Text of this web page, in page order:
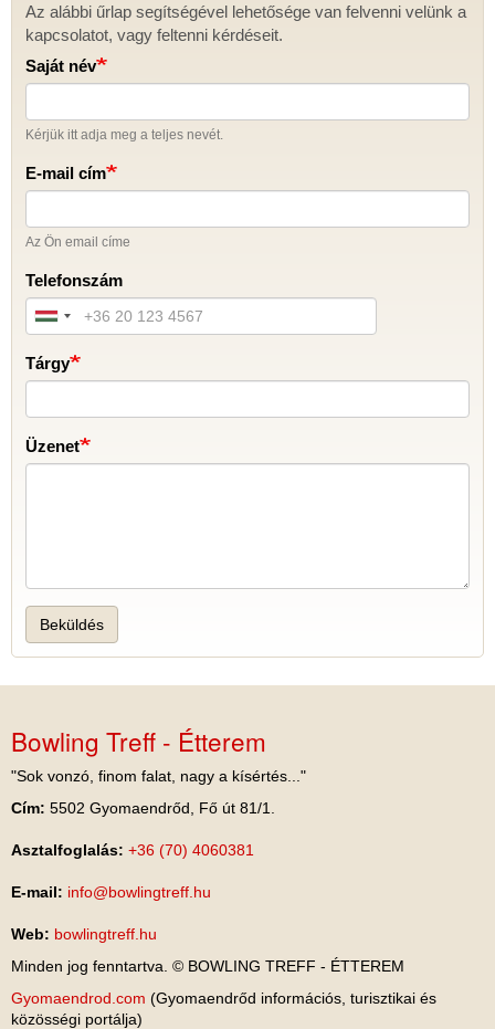
Kapcsolat
Az alábbi űrlap segítségével lehetősége van felvenni velünk a
kapcsolatot, vagy feltenni kérdéseit.
Saját név
Kérjük itt adja meg a teljes nevét.
E-mail cím
Az Ön email címe
Telefonszám
Tárgy
Üzenet
Beküldés
Bowling Treff - Étterem
"Sok vonzó, finom falat, nagy a kísértés..."
Cím: 5502 Gyomaendrőd, Fő út 81/1.
Asztalfoglalás: +36 (70) 4060381
E-mail: info@bowlingtreff.hu
Web: bowlingtreff.hu
Minden jog fenntartva. © BOWLING TREFF - ÉTTEREM
Gyomaendrod.com (Gyomaendrőd információs, turisztikai és
közösségi portálja)